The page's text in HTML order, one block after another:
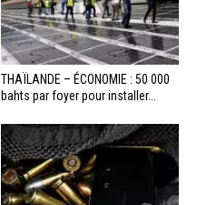
THAÏLANDE – ÉCONOMIE : 50 000
bahts par foyer pour installer...